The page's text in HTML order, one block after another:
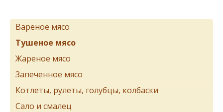
Вареное мясо
Тушеное мясо
Жареное мясо
Запеченное мясо
Котлеты, рулеты, голубцы, колбаски
Сало и смалец